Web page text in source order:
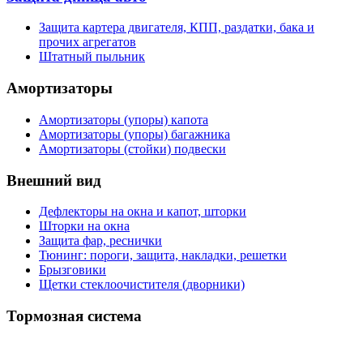
Защита картера двигателя, КПП, раздатки, бака и
прочих агрегатов
Штатный пыльник
Амортизаторы
Амортизаторы (упоры) капота
Амортизаторы (упоры) багажника
Амортизаторы (стойки) подвески
Внешний вид
Дефлекторы на окна и капот, шторки
Шторки на окна
Защита фар, реснички
Тюнинг: пороги, защита, накладки, решетки
Брызговики
Щетки стеклоочистителя (дворники)
Тормозная система